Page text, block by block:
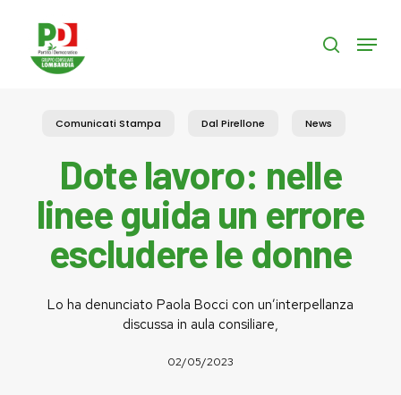
content
search
Menu
Comunicati Stampa Dal Pirellone News
Dote lavoro: nelle
linee guida un errore
escludere le donne
Lo ha denunciato Paola Bocci con un’interpellanza
discussa in aula consiliare,
02/05/2023